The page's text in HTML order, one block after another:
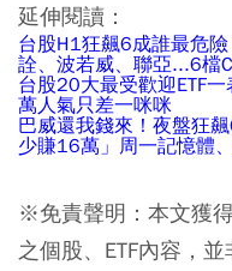
延伸閱讀：
台股H1狂飆6成誰最危
詮、波若威、聯亞...6檔
台股20大最受歡迎ETF
萬人氣只差一咪咪
巴威還我錢來！夜盤狂
少賺16萬」周一記憶體
※免責聲明：本文獲
之個股、ETF內容，